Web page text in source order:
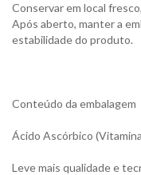
Conservar em local
Após aberto, manter a
estabilidade do produto.
Conteúdo da embalagem
Ácido Ascórbico
Leve mais qualidade e